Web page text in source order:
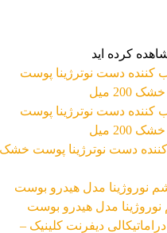
3,802,800 تومان
قیمت
موجود
برند:
دسته بندی:
محصولات
بالاترین امتیاز
اول
کرده اید
مدل هیدرو بوست